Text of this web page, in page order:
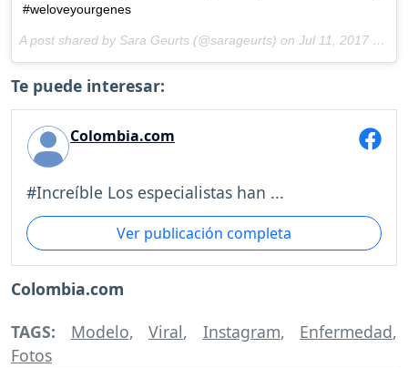
#weloveyourgenes
A post shared by Sara Geurts (@sarageurts) on Jul 11, 2017 at 11:59am PDT
Te puede interesar:
Colombia.com
#Increíble Los especialistas han ...
Ver publicación completa
Colombia.com
TAGS: Modelo, Viral, Instagram, Enfermedad,
Fotos